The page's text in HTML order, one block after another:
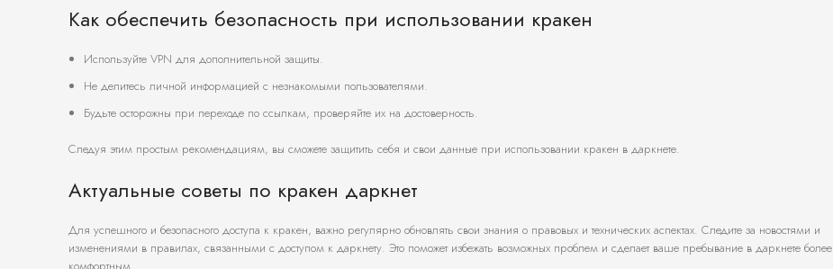
Как обеспечить безопасность при использовании кракен
Используйте VPN для дополнительной защиты.
Не делитесь личной информацией с незнакомыми пользователями.
Будьте осторожны при переходе по ссылкам, проверяйте их на достоверность.
Следуя этим простым рекомендациям, вы сможете защитить себя и свои данные при использовании кракен в даркнете.
Актуальные советы по кракен даркнет
Для успешного и безопасного доступа к кракен, важно регулярно обновлять свои знания о правовых и технических аспектах. Следите за новостями и
изменениями в правилах, связанными с доступом к даркнету. Это поможет избежать возможных проблем и сделает ваше пребывание в даркнете более